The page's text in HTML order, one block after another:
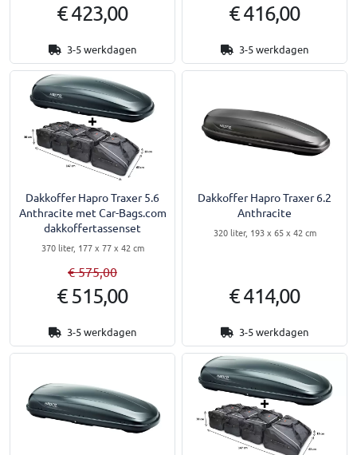
€ 423,00
3-5 werkdagen
€ 416,00
3-5 werkdagen
Dakkoffer Hapro Traxer 5.6
Anthracite met Car-Bags.com
dakkoffertassenset
370 liter, 177 x 77 x 42 cm
€ 575,00
€ 515,00
3-5 werkdagen
Dakkoffer Hapro Traxer 6.2
Anthracite
320 liter, 193 x 65 x 42 cm
€ 414,00
3-5 werkdagen